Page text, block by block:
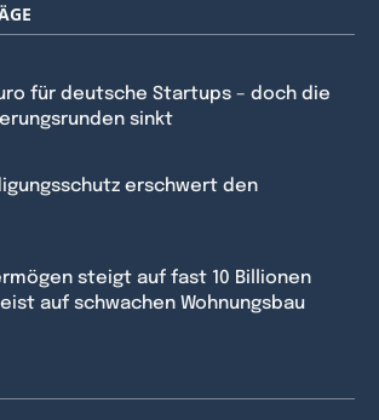
für deutsche Startups – doch die
sinkt
erschwert den
steigt auf fast 10 Billionen
auf schwachen Wohnungsbau